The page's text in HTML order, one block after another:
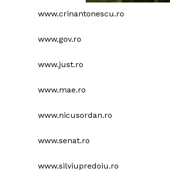
www.crinantonescu.ro
www.gov.ro
www.just.ro
www.mae.ro
www.nicusordan.ro
www.senat.ro
www.silviupredoiu.ro